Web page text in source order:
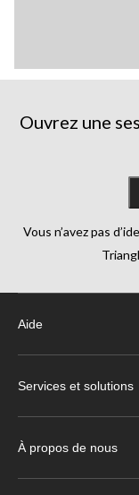
Ouvrez une
Vous n’avez pas
Aide
Services et solutions
À propos de nous